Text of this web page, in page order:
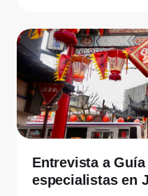
Entrevista a
especialistas en